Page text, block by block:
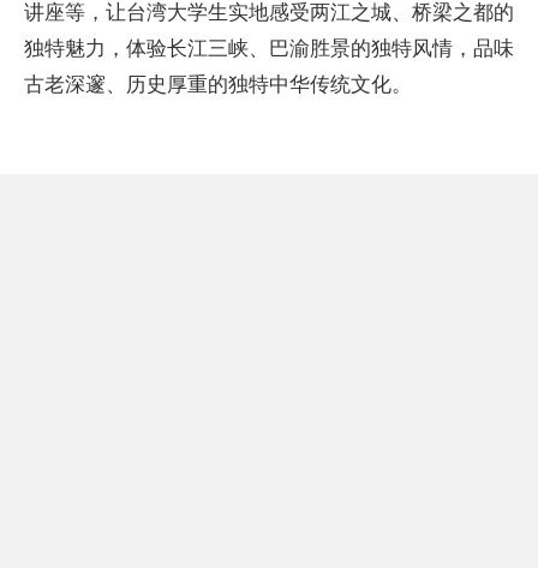
讲座等，让台湾大学生实地感受两江之城、桥梁之都的
独特魅力，体验长江三峡、巴渝胜景的独特风情，品味
古老深邃、历史厚重的独特中华传统文化。